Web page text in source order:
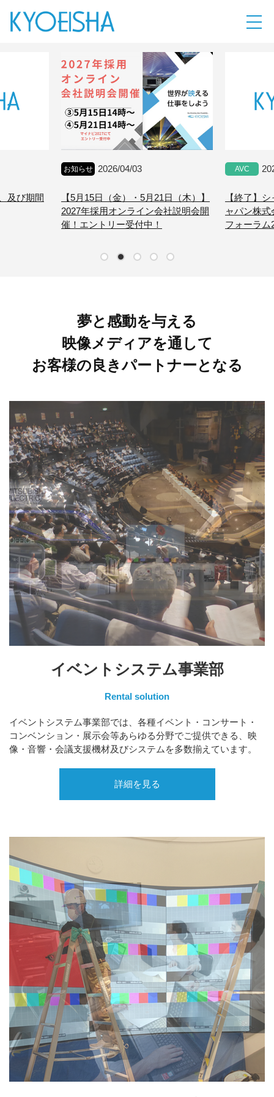
及び期間
お知らせ 2026/04/03
【5月15日（金）・5月21日（木）】
2027年採用オンライン会社説明会開
催！エントリー受付中！
AVC
【終了】
ャパン株
フォーラム
夢と感動を与える
映像メディアを通して
お客様の良きパートナーとなる
イベントシステム事業部
Rental solution
イベントシステム事業部では、各種イベント・コンサート・
コンベンション・展示会等あらゆる分野でご提供できる、映
像・音響・会議支援機材及びシステムを多数揃えています。
詳細を見る